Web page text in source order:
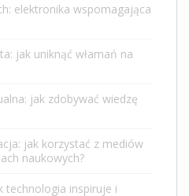
elektronika wspomagająca
jak uniknąć włamań na
jak zdobywać wiedzę
jak korzystać z mediów
naukowych?
technologia inspiruje i